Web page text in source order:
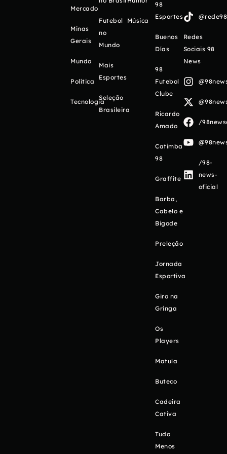
Mercado
Minas
Gerais
Mundo
Política
Tecnologia
Futebol
no
Mundo
Mais
Esportes
Seleção
Brasileira
Música
98
Esportes
Buenos
Días
98
Futebol
Clube
Ricardo
Amado
Catimba
98
Graffite
Barba,
Cabelo e
Bigode
Preleção
Jornada
Esportiva
Giro na
Gringa
Os
Players
Matula
Buteco
Cadeira
Cativa
Tudo
Menos
Redes
Sociais 98
News
/
/98-
news-
oficial